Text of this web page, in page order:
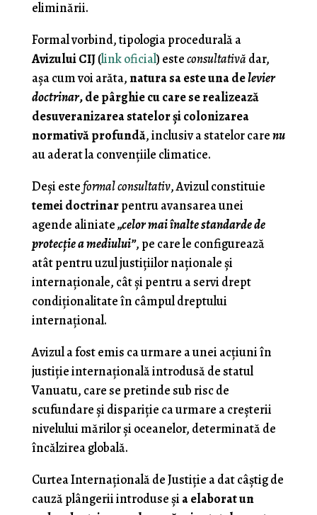
eliminării.
Formal vorbind, tipologia procedurală a
Avizului CIJ(link oficial) esteconsultativă dar,
aşa cum voi arăta,natura sa este una delevier
doctrinar, de pârghie cu care se realizează
desuveranizarea statelor şi colonizarea
normativă profundă, inclusiv a statelor carenu
au aderat la convenţiile climatice.
Deşi esteformal consultativ, Avizul constituie
temei doctrinarpentru avansarea unei
agende aliniate„celor mai înalte standarde de
protecţie a mediului”, pe care le configurează
atât pentru uzul justiţiilor naţionale şi
internaţionale, cât şi pentru a servi drept
condiţionalitate în câmpul dreptului
internaţional.
Avizul a fost emis ca urmare a unei acţiuni în
justiţie internaţională introdusă de statul
Vanuatu, care se pretinde sub risc de
scufundare şi dispariţie ca urmare a creşterii
nivelului mărilor şi oceanelor, determinată de
încălzirea globală.
Curtea Internaţională de Justiţie a dat câştig de
cauză plângerii introduse şi a elaborat un